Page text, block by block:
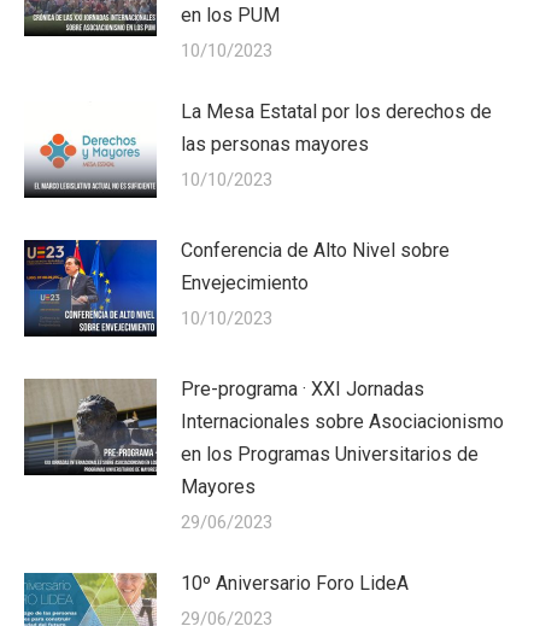
en los PUM
10/10/2023
La Mesa Estatal por los derechos de
las personas mayores
10/10/2023
Conferencia de Alto Nivel sobre
Envejecimiento
10/10/2023
Pre-programa · XXI Jornadas
Internacionales sobre Asociacionismo
en los Programas Universitarios de
Mayores
29/06/2023
10º Aniversario Foro LideA
29/06/2023